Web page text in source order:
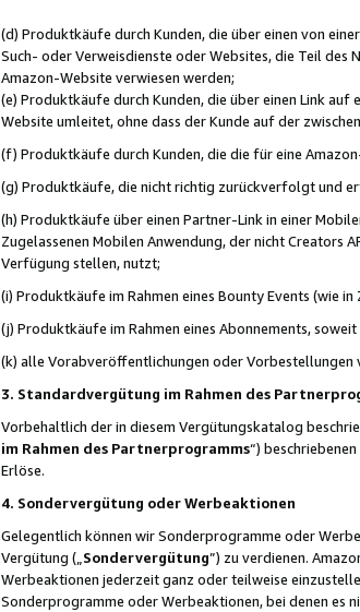
(d) Produktkäufe durch Kunden, die über einen von
Such- oder Verweisdienste oder Websites, die Teil des
Amazon-Website verwiesen werden;
(e) Produktkäufe durch Kunden, die über einen Link
Website umleitet, ohne dass der Kunde auf der
(f) Produktkäufe durch Kunden, die die für eine
(g) Produktkäufe, die nicht richtig zurückverfolgt und
(h) Produktkäufe über einen Partner-Link in einer
Zugelassenen Mobilen Anwendung, der nicht Creators
Verfügung stellen, nutzt;
(i) Produktkäufe im Rahmen eines Bounty Events (wie
(j) Produktkäufe im Rahmen eines Abonnements,
(k) alle Vorabveröffentlichungen oder
3. Standardvergütung im Rahmen des
Vorbehaltlich der in diesem Vergütungskatalog
im Rahmen des Partnerprogramms“)
Erlöse.
4. Sondervergütung oder Werbeaktionen
Gelegentlich können wir Sonderprogramme oder
Vergütung („ Sondervergütung”) zu verdienen.
Werbeaktionen jederzeit ganz oder teilweise
Sonderprogramme oder Werbeaktionen, bei denen es